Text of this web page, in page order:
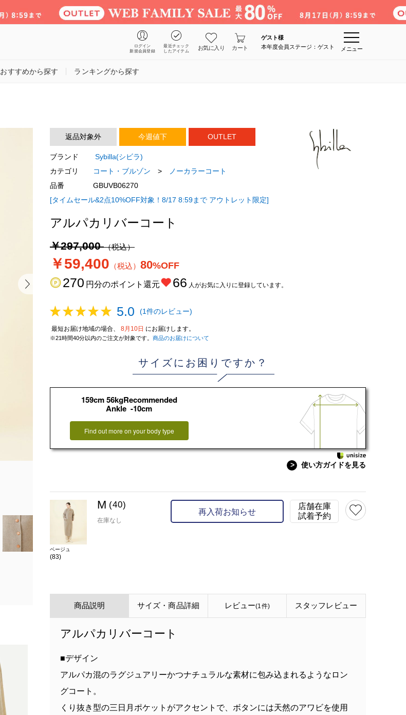
ログイン
新規会員登録
最近チェック
したアイテム
お気に入り カート
ゲスト様
本年度会員ステージ：ゲスト
メニュー
おすすめから探す ランキングから探す
model:H168 B74 W56
返品対象外 今週値下 OUTLET
ブランド
Sybilla(シビラ)
カテゴリ
コート・ブルゾン >
ノーカラーコート
品番
GBUVB06270
[タイムセール&2点10%OFF対象！8/17 8:59まで アウトレット限定]
アルパカリバーコート
￥297,000（税込）
￥59,400 （税込） 80%OFF
270 円分のポイント還元 66 人がお気に入りに登録しています。
5.0 (1件のレビュー)
最短お届け地域の場合、 8月10日 にお届けします。
※21時間40分以内のご注文が対象です。 商品のお届けについて
サイズにお困りですか？
159cm 56kgRecommended
Ankle -10cm
Find out more on your body type
> 使い方ガイドを見る
ベージュ
(83)
M (40)
在庫なし
再入荷お知らせ
店舗在庫
試着予約
商品説明 サイズ・商品詳細 レビュー(1件) スタッフ レビュー
アルパカリバーコート
■デザイン
アルパカ混のラグジュアリーかつナチュラルな素材に包み込まれるようなロン
グコート。
くり抜き型の三日月ポケットがアクセントで、ボタンには天然のアワビを使用